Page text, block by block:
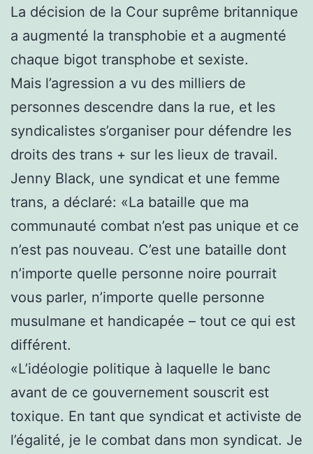
La décision de la Cour suprême britannique
a augmenté la transphobie et a augmenté
chaque bigot transphobe et sexiste.
Mais l’agression a vu des milliers de
personnes descendre dans la rue, et les
syndicalistes s’organiser pour défendre les
droits des trans + sur les lieux de travail.
Jenny Black, une syndicat et une femme
trans, a déclaré: «La bataille que ma
communauté combat n’est pas unique et ce
n’est pas nouveau. C’est une bataille dont
n’importe quelle personne noire pourrait
vous parler, n’importe quelle personne
musulmane et handicapée – tout ce qui est
différent.
«L’idéologie politique à laquelle le banc
avant de ce gouvernement souscrit est
toxique. En tant que syndicat et activiste de
l’égalité, je le combat dans mon syndicat. Je